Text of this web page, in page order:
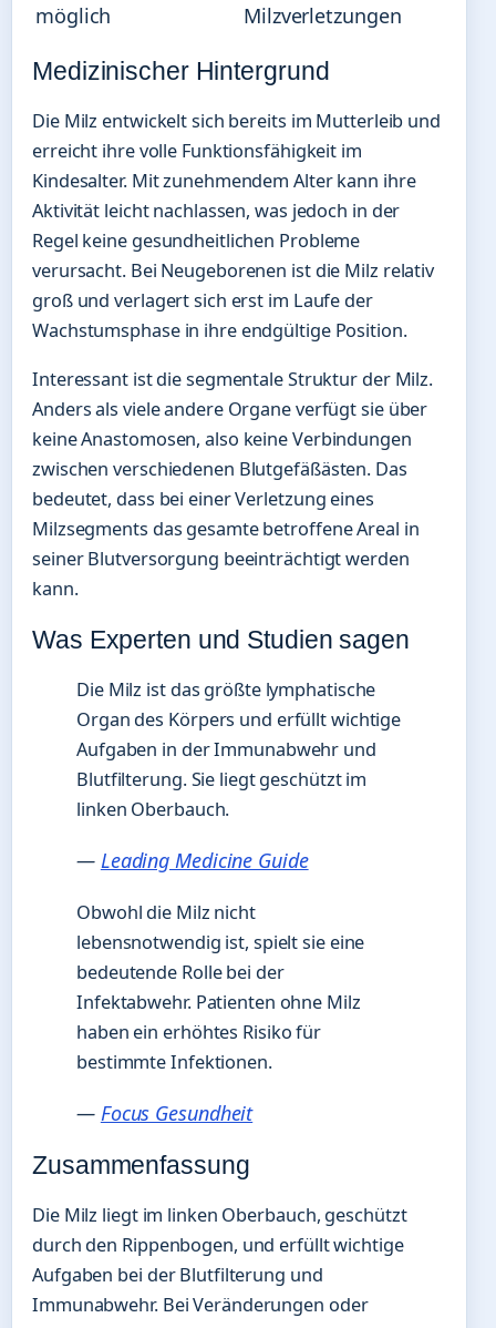
möglich
Milzverletzungen
Medizinischer Hintergrund
Die Milz entwickelt sich bereits im Mutterleib und
erreicht ihre volle Funktionsfähigkeit im
Kindesalter. Mit zunehmendem Alter kann ihre
Aktivität leicht nachlassen, was jedoch in der
Regel keine gesundheitlichen Probleme
verursacht. Bei Neugeborenen ist die Milz relativ
groß und verlagert sich erst im Laufe der
Wachstumsphase in ihre endgültige Position.
Interessant ist die segmentale Struktur der Milz.
Anders als viele andere Organe verfügt sie über
keine Anastomosen, also keine Verbindungen
zwischen verschiedenen Blutgefäßästen. Das
bedeutet, dass bei einer Verletzung eines
Milzsegments das gesamte betroffene Areal in
seiner Blutversorgung beeinträchtigt werden
kann.
Was Experten und Studien sagen
Die Milz ist das größte lymphatische
Organ des Körpers und erfüllt wichtige
Aufgaben in der Immunabwehr und
Blutfilterung. Sie liegt geschützt im
linken Oberbauch.
— Leading Medicine Guide
Obwohl die Milz nicht
lebensnotwendig ist, spielt sie eine
bedeutende Rolle bei der
Infektabwehr. Patienten ohne Milz
haben ein erhöhtes Risiko für
bestimmte Infektionen.
— Focus Gesundheit
Zusammenfassung
Die Milz liegt im linken Oberbauch, geschützt
durch den Rippenbogen, und erfüllt wichtige
Aufgaben bei der Blutfilterung und
Immunabwehr. Bei Veränderungen oder